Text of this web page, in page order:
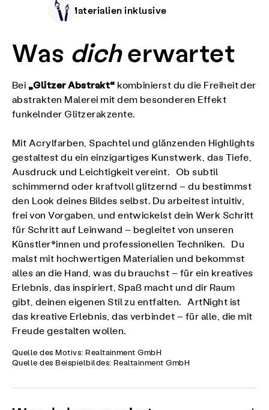
Alle Materialien inklusive
Was dicherwartet
Bei „Glitzer Abstrakt“ kombinierst du die Freiheit der
abstrakten Malerei mit dem besonderen Effekt
funkelnder Glitzerakzente.
Mit Acrylfarben, Spachtel und glänzenden Highlights
gestaltest du ein einzigartiges Kunstwerk, das Tiefe,
Ausdruck und Leichtigkeit vereint. Ob subtil
schimmernd oder kraftvoll glitzernd – du bestimmst
den Look deines Bildes selbst. Du arbeitest intuitiv,
frei von Vorgaben, und entwickelst dein Werk Schritt
für Schritt auf Leinwand – begleitet von unseren
Künstler*innen und professionellen Techniken. Du
malst mit hochwertigen Materialien und bekommst
alles an die Hand, was du brauchst – für ein kreatives
Erlebnis, das inspiriert, Spaß macht und dir Raum
gibt, deinen eigenen Stil zu entfalten. ArtNight ist
das kreative Erlebnis, das verbindet – für alle, die mit
Freude gestalten wollen.
Quelle des Motivs: Realtainment GmbH
Quelle des Beispielbildes: Realtainment GmbH